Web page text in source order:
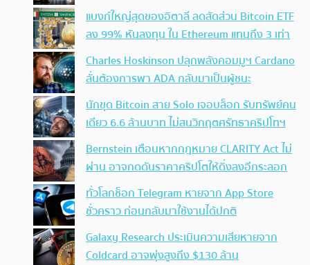
แบงก์ใหญ่สุดของอิตาลี ลดสัดส่วน Bitcoin ETF
ลง 99% หันลงทุน ใน Ethereum แทนถึง 3 เท่า
Charles Hoskinson ปลุกพลังคอมมูฯ Cardano
ลั่นต้องการพา ADA กลับมาเป็นผู้ชนะ
นักขุด Bitcoin สาย Solo เจอบล็อก รับทรัพย์คน
เดียว 6.6 ล้านบาท ไม่สนวิกฤตศรัทธาคริปโทฯ
Bernstein เตือนหากกฎหมาย CLARITY Act ไม่
ผ่าน อาจกดดันราคาคริปโตให้ดิ่งลงอีกระลอก
ทั่วโลกช็อก Telegram หายจาก App Store
ชั่วคราว ก่อนกลับมาใช้งานได้ปกติ
Galaxy Research ประเมินความเสียหายจาก
Coldcard อาจพุ่งสูงถึง $130 ล้าน